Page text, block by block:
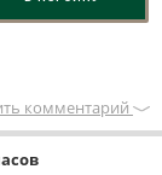
комментарий